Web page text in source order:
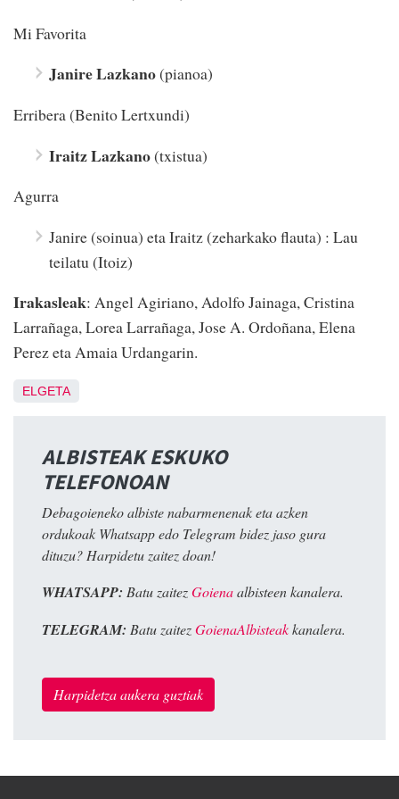
Mi Favorita
Janire Lazkano(pianoa)
Erribera (Benito Lertxundi)
Iraitz Lazkano(txistua)
Agurra
Janire (soinua) eta Iraitz (zeharkako flauta) : Lau
teilatu (Itoiz)
Irakasleak: Angel Agiriano, Adolfo Jainaga, Cristina
Larrañaga, Lorea Larrañaga, Jose A. Ordoñana, Elena
Perez eta Amaia Urdangarin.
ELGETA
ALBISTEAK ESKUKO
TELEFONOAN
Debagoieneko albiste nabarmenenak eta azken
ordukoak Whatsapp edo Telegram bidez jaso gura
dituzu? Harpidetu zaitez doan!
WHATSAPP: Batu zaitezGoienaalbisteen kanalera.
TELEGRAM: Batu zaitezGoienaAlbisteakkanalera.
Harpidetza aukera guztiak